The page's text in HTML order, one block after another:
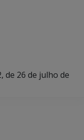
de 26 de julho de